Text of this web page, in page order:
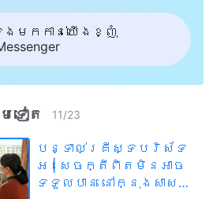
ងមកកាន់យើងខ្ញុំ
ម​ទៀត​ 11/23
បន្ទាល់គ្រីស្ទបរិស័ទ
អ | សេចក្តីពិតមិនអាច
ទទួលបាន នៅក្នុងសាសនា